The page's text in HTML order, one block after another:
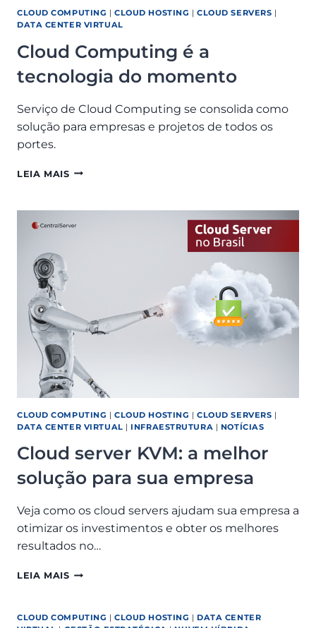
CLOUD COMPUTING |CLOUD HOSTING |CLOUD SERVERS |
DATA CENTER VIRTUAL
Cloud Computing é a
tecnologia do momento
Serviço de Cloud Computing se consolida como
solução para empresas e projetos de todos os
portes.
LEIA MAISCLOUD
A
TECNOLOGIA
CLOUD COMPUTING |CLOUD HOSTING |CLOUD SERVERS |
DATA CENTER VIRTUAL | INFRAESTRUTURA | NOTÍCIAS
Cloud server KVM: a melhor
solução para sua empresa
Veja como os cloud servers ajudam sua empresa a
otimizar os investimentos e obter os melhores
resultados no…
LEIA MAISCLOUD
A
CLOUD COMPUTING |CLOUD HOSTING | DATA CENTER